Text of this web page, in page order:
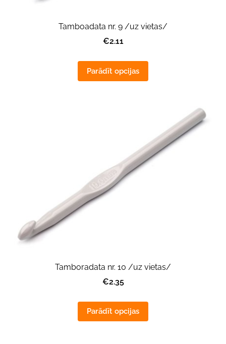
Tamboadata nr. 9 /uz vietas/
€2.11
Parādīt opcijas
Tamboradata nr. 10 /uz vietas/
€2.35
Parādīt opcijas